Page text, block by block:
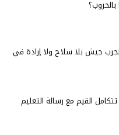
جيش بلا سلاح ولا إرادة في
القيم مع رسالة التعليم